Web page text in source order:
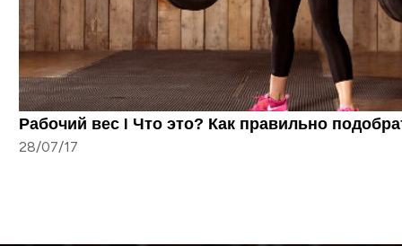
Рабочий вес I Что это? Как правильно
28/07/17